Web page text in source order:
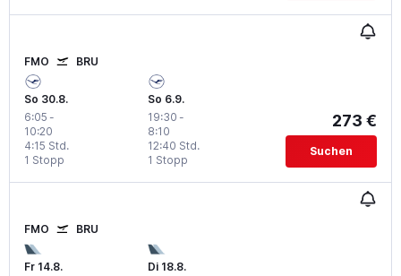
FMO BRU
So 30.8.
6:05 -
10:20
1 Stopp
4:15 Std.
So 6.9.
19:30 -
8:10
1 Stopp
12:40 Std.
273 €
Suchen
FMO BRU
Fr 14.8.
Di 18.8.